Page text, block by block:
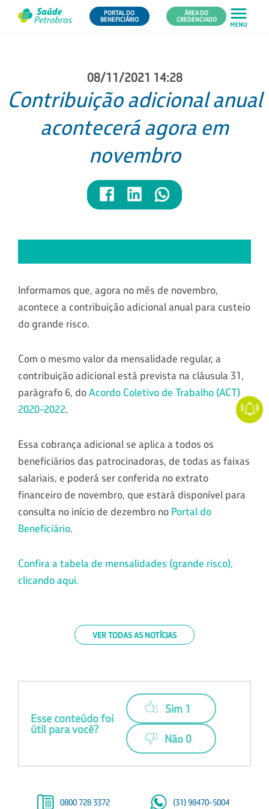
PORTAL DO
BENEFICIÁRIO
ÁREA DO
CREDENCIADO
08/11/2021 14:28
Contribuição adicional anual
acontecerá agora em
novembro
Informamos que, agora no mês de novembro,
acontece a contribuição adicional anual para custeio
do grande risco.
Com o mesmo valor da mensalidade regular, a
contribuição adicional está prevista na cláusula 31,
parágrafo 6, doAcordo Coletivo de Trabalho (ACT)
2020-2022.
Essa cobrança adicional se aplica a todos os
beneficiários das patrocinadoras, de todas as faixas
salariais, e poderá ser conferida no extrato
financeiro de novembro, que estará disponível para
consulta no início de dezembro no Portal do
Beneficiário.
Confira a tabela de mensalidades (grande risco),
clicando aqui.
VER TODAS AS NOTÍCIAS
Esse conteúdo foi
útil para você?
Sim 1
Não 0
0800 728 3372 (31) 98470-5004